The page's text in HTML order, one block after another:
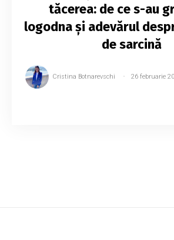
tăcerea: de ce s-au
logodna și adevărul
de sarcină
Cristina Botnarevschi 26 februarie